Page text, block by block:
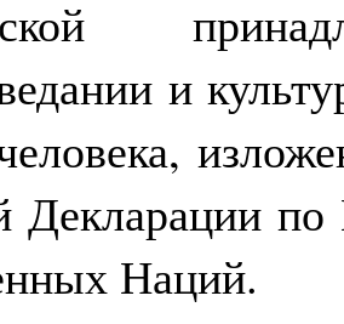
и
Декларации по
Наций.